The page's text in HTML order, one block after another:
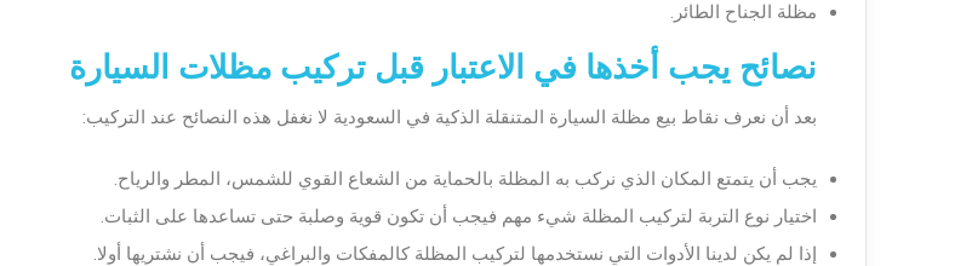
مظلة الجناح الطائر.
نصائح يجب أخذها في الاعتبار قبل تركيب مظلات السيارة
بعد أن نعرف نقاط بيع مظلة السيارة المتنقلة الذكية في السعودية لا نغفل هذه النصائح عند التركيب:
يجب أن يتمتع المكان الذي نركب به المظلة بالحماية من الشعاع القوي للشمس، المطر والرياح.
اختيار نوع التربة لتركيب المظلة شيء مهم فيجب أن تكون قوية وصلبة حتى تساعدها على الثبات.
إذا لم يكن لدينا الأدوات التي نستخدمها لتركيب المظلة كالمفكات والبراغي، فيجب أن نشتريها أولا.